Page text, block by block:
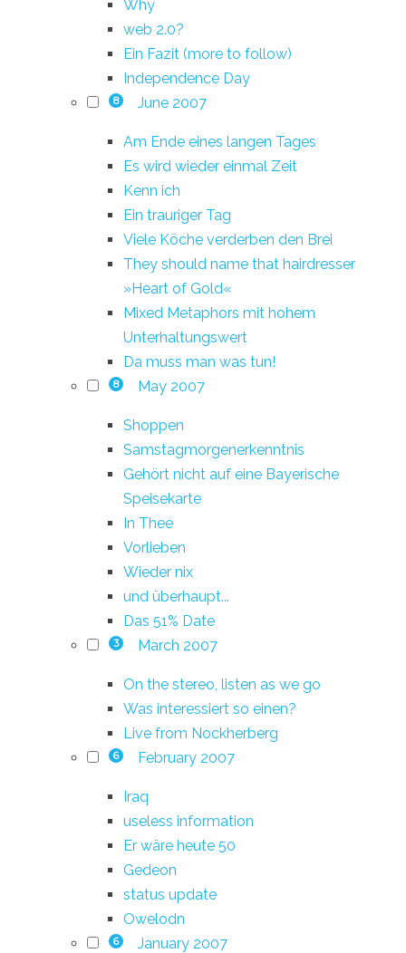
Why
web 2.0?
Ein Fazit (more to follow)
Independence Day
8 June 2007
Am Ende eines langen Tages
Es wird wieder einmal Zeit
Kenn ich
Ein trauriger Tag
Viele Köche verderben den Brei
They should name that hairdresser
»Heart of Gold«
Mixed Metaphors mit hohem
Unterhaltungswert
Da muss man was tun!
8 May 2007
Shoppen
Samstagmorgenerkenntnis
Gehört nicht auf eine Bayerische
Speisekarte
In Thee
Vorlieben
Wieder nix
und überhaupt...
Das 51% Date
3 March 2007
On the stereo, listen as we go
Was interessiert so einen?
Live from Nockherberg
6 February 2007
Iraq
useless information
Er wäre heute 50
Gedeon
status update
Owelodn
6 January 2007